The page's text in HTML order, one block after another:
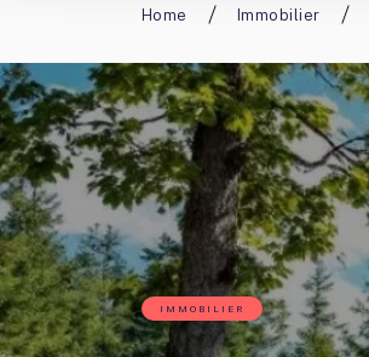
Home Immobilier
IMMOBILIER